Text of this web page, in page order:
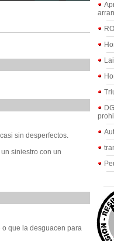
sin desperfectos.
siniestro con un
que la desguacen para